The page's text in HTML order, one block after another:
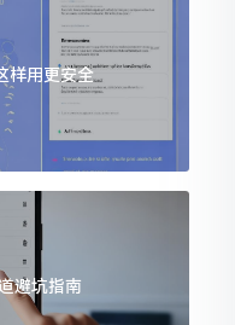
样用更安全
避坑指南